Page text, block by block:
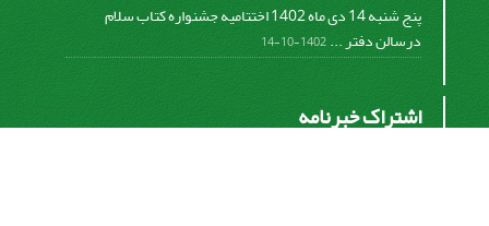
پنج شنبه 14 دی ماه 1402 اختتامیه جشنواره کتاب سلام
درسالن دفتر ...1402-10-14
اشتراک خبرنامه